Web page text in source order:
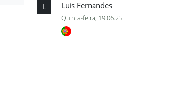
L Luís Fernandes
Quinta-feira, 19.06.25